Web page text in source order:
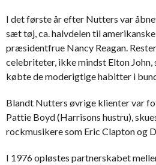
I det første år efter Nutters var
sæt tøj, ca. halvdelen til amerikanske
præsidentfrue Nancy Reagan.
celebriteter, ikke mindst Elton
købte de moderigtige habitter i
Blandt Nutters øvrige klienter var
Pattie Boyd (Harrisons hustru),
rockmusikere som Eric Clapton og
I 1976 opløstes partnerskabet